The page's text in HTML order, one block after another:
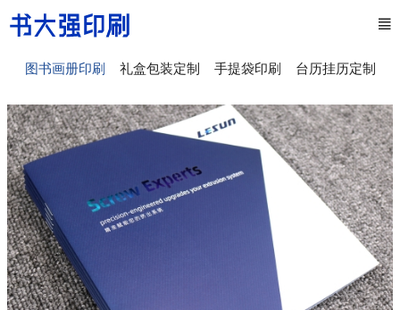
图书画册印刷 礼盒包装定制 手提袋印刷 台历挂历定制